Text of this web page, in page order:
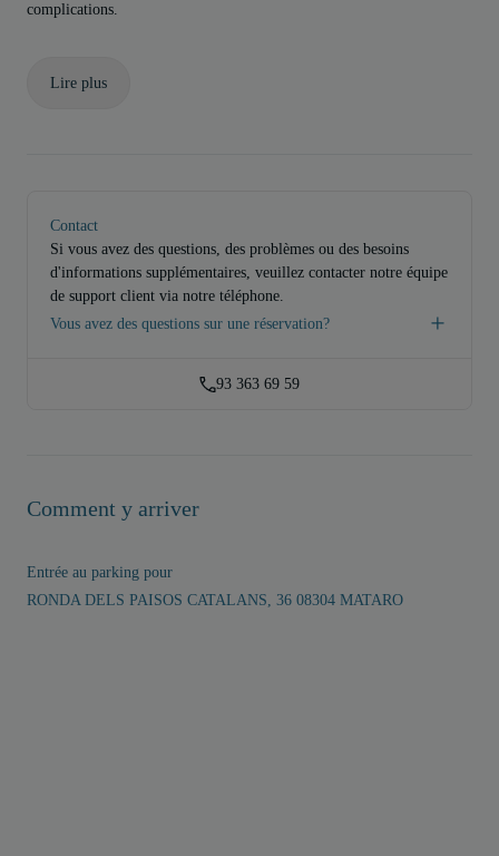
complications.
Lire plus
Contact
Si vous avez des questions, des problèmes ou des besoins
d'informations supplémentaires, veuillez contacter notre équipe
de support client via notre téléphone.
Vous avez des questions sur une réservation?
93 363 69 59
Comment y arriver
Entrée au parking pour
RONDA DELS PAISOS CATALANS, 36 08304 MATARO